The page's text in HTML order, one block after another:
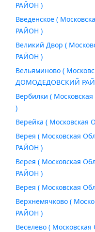
РАЙОН )
Введенское (
РАЙОН )
Великий Двор (
РАЙОН )
Вельяминово (
ДОМОДЕДОВСКИЙ
Вербилки (
)
Верейка (
Верея ( Московская
РАЙОН )
Верея ( Московская
РАЙОН )
Верея ( Московская
Верхнемячково (
РАЙОН )
Веселево (